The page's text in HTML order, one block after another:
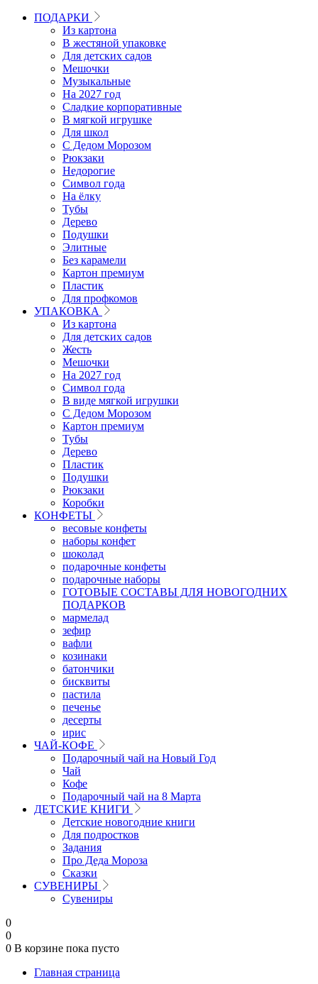
ПОДАРКИ
Из картона
В жестяной упаковке
Для детских садов
Мешочки
Музыкальные
На 2027 год
Сладкие корпоративные
В мягкой игрушке
Для школ
С Дедом Морозом
Рюкзаки
Недорогие
Символ года
На ёлку
Тубы
Дерево
Подушки
Элитные
Без карамели
Картон премиум
Пластик
Для профкомов
УПАКОВКА
Из картона
Для детских садов
Жесть
Мешочки
На 2027 год
Символ года
В виде мягкой игрушки
С Дедом Морозом
Картон премиум
Тубы
Дерево
Пластик
Подушки
Рюкзаки
Коробки
КОНФЕТЫ
весовые конфеты
наборы конфет
шоколад
подарочные конфеты
подарочные наборы
ГОТОВЫЕ СОСТАВЫ ДЛЯ НОВОГОДНИХ
ПОДАРКОВ
мармелад
зефир
вафли
козинаки
батончики
бисквиты
пастила
печенье
десерты
ирис
ЧАЙ-КОФЕ
Подарочный чай на Новый Год
Чай
Кофе
Подарочный чай на 8 Марта
ДЕТСКИЕ КНИГИ
Детские новогодние книги
Для подростков
Задания
Про Деда Мороза
Сказки
СУВЕНИРЫ
Сувениры
0
0
0 В корзине пока пусто
Главная страница